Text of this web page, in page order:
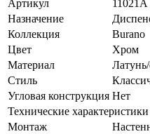
Артикул
11021A
Назначение
Коллекция
Burano
Цвет
Хром
Материал
Стиль
Угловая конструкция Нет
Технические характеристики
Монтаж